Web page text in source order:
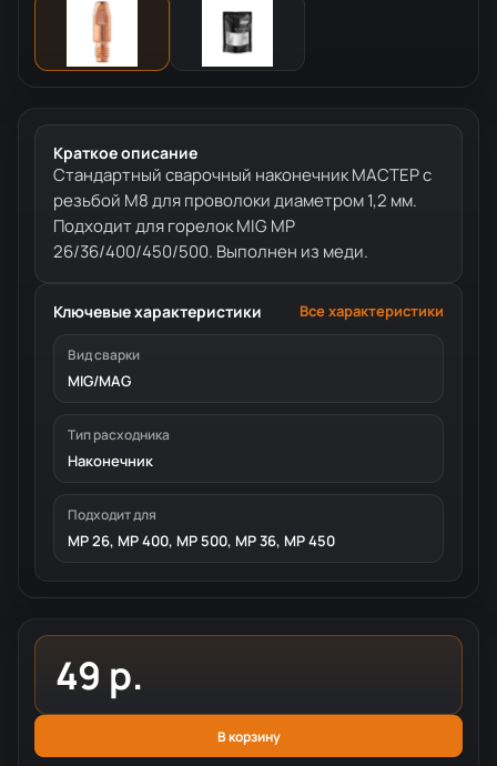
Краткое описание
Стандартный сварочный наконечник МАСТЕР с
резьбой М8 для проволоки диаметром 1,2 мм.
Подходит для горелок MIG MP
26/36/400/450/500. Выполнен из меди.
Ключевые характеристики Все характеристики
Вид сварки
MIG/MAG
Тип расходника
Наконечник
Подходит для
MP 26, MP 400, MP 500, MP 36, MP 450
49 р.
В корзину